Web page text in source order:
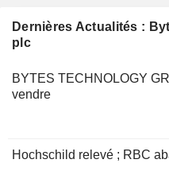
Dernières Actualités :
plc
BYTES TECHNOLOGY
vendre
Hochschild relevé ; RBC